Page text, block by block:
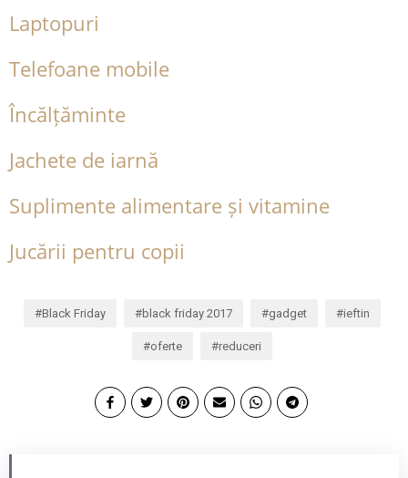
Laptopuri
Telefoane mobile
Încălțăminte
Jachete de iarnă
Suplimente alimentare și vitamine
Jucării pentru copii
Black Friday black friday 2017 gadget ieftin
oferte reduceri